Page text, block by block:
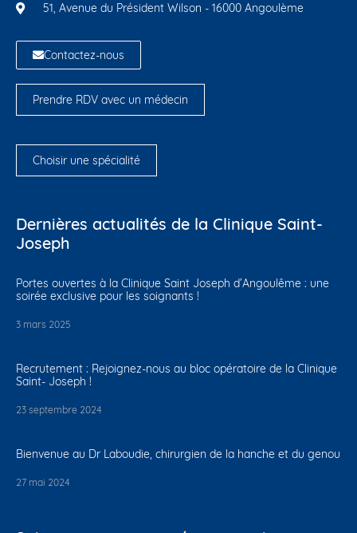
51, Avenue du Président Wilson - 16000 Angoulème
Contactez-nous
Prendre RDV avec un médecin
Choisir une spécialité
Dernières actualités de la Clinique Saint-
Joseph
Portes ouvertes à la Clinique Saint Joseph d’Angoulême : une
soirée exclusive pour les soignants !
3 mars 2025
Recrutement : Rejoignez-nous au bloc opératoire de la Clinique
Saint- Joseph !
23 septembre 2024
Bienvenue au Dr Laboudie, chirurgien de la hanche et du genou
27 mai 2024